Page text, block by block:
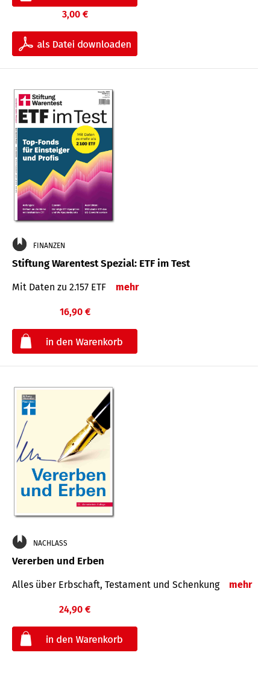
3,00 €
FINANZEN
Stiftung Warentest Spezial: ETF im Test
Mit Daten zu 2.157 ETF mehr
16,90 €
NACHLASS
Vererben und Erben
Alles über Erbschaft, Testament und Schenkung mehr
24,90 €